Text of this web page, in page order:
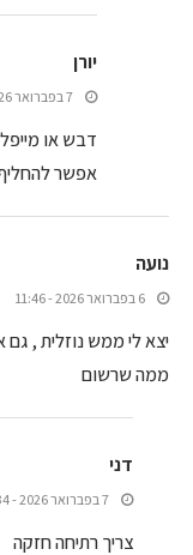
יורן
7 בפברואר 2026 - 12:43
דבש או
אפשר
נועה
6 בפברואר 2026 - 11:46
יצא לי ממש נוזלית ,
ממה שרשום
דני
7 בפברואר 2026 - 22:34
צריך רתיחה חזקה